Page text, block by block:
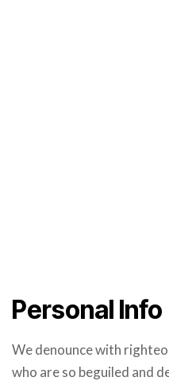
Personal Info
We denounce with
who are so beguiled and